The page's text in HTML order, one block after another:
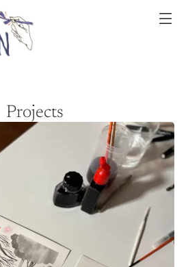
Projects